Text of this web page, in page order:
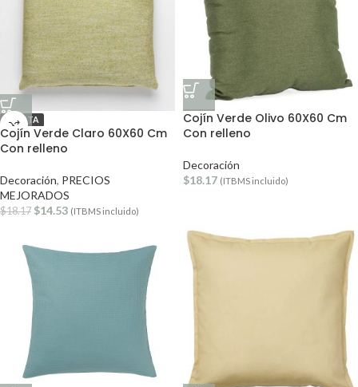
OFERTA
Cojín Verde Claro 60X60 Cm
Con relleno
Decoración, PRECIOS
MEJORADOS
$18.17 $14.53 (ITBMS incluido)
Cojín Verde Olivo 60X60 Cm
Con relleno
Decoración
$18.17 (ITBMS incluido)